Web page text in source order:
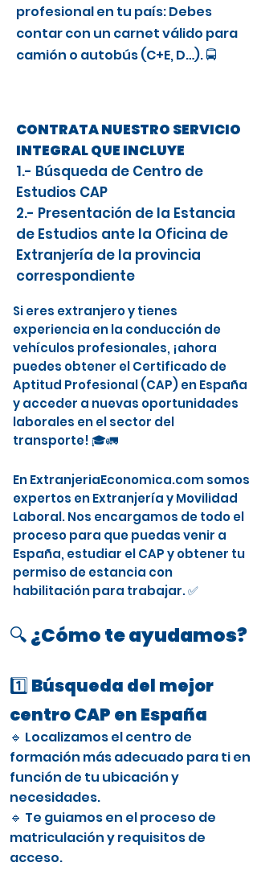
profesional en tu país: Debes
contar con un carnet válido para
camión o autobús (C+E, D…). 🚍
CONTRATA NUESTRO SERVICIO
INTEGRAL QUE INCLUYE
1.- Búsqueda de Centro de
Estudios CAP
2.- Presentación de la Estancia
de Estudios ante la Oficina de
Extranjería de la provincia
correspondiente
Si eres extranjero y tienes
experiencia en la conducción de
vehículos profesionales, ¡ahora
puedes obtener el Certificado de
Aptitud Profesional (CAP) en España
y acceder a nuevas oportunidades
laborales en el sector del
transporte! 🎓🚛
En ExtranjeriaEconomica.com somos
expertos en Extranjería y Movilidad
Laboral. Nos encargamos de todo el
proceso para que puedas venir a
España, estudiar el CAP y obtener tu
permiso de estancia con
habilitación para trabajar. ✅
🔍 ¿Cómo te ayudamos?
1️⃣ Búsqueda del mejor
centro CAP en España
🔹 Localizamos el centro de
formación más adecuado para ti en
función de tu ubicación y
necesidades.
🔹 Te guiamos en el proceso de
matriculación y requisitos de
acceso.